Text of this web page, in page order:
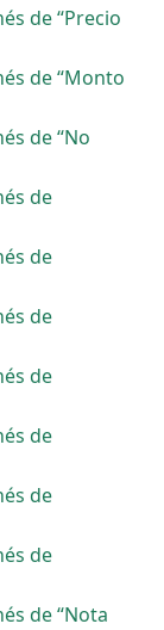
de “Precio
de “Monto
de “No
de
de
de
de
de
de
de
de “Nota